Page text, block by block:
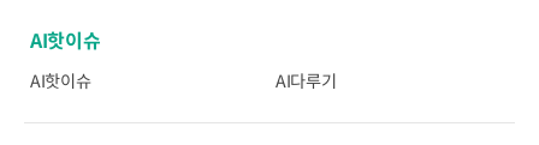
AI핫이슈
AI핫이슈 AI다루기